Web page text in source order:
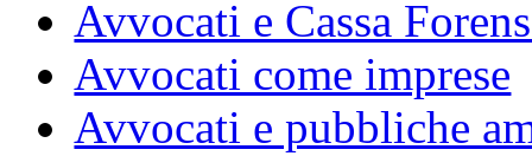
Avvocati e Cassa
Avvocati come imprese
Avvocati e pubbliche